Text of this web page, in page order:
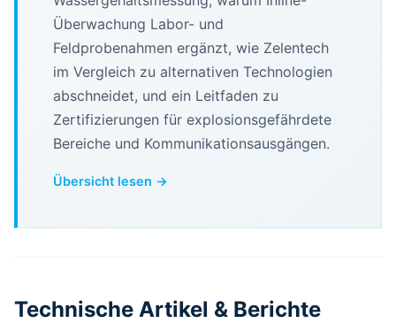
Überwachung Labor- und
Feldprobenahmen ergänzt, wie Zelentech
im Vergleich zu alternativen Technologien
abschneidet, und ein Leitfaden zu
Zertifizierungen für explosionsgefährdete
Bereiche und Kommunikationsausgängen.
Übersicht lesen →
Technische Artikel & Berichte